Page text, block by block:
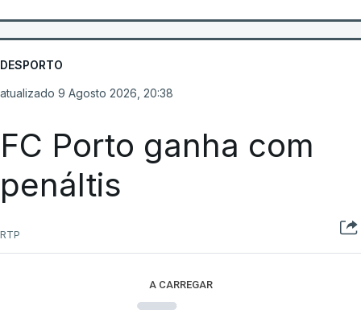
DESPORTO
atualizado 9 Agosto 2026, 20:38
FC Porto ganha com
penáltis
RTP
A CARREGAR